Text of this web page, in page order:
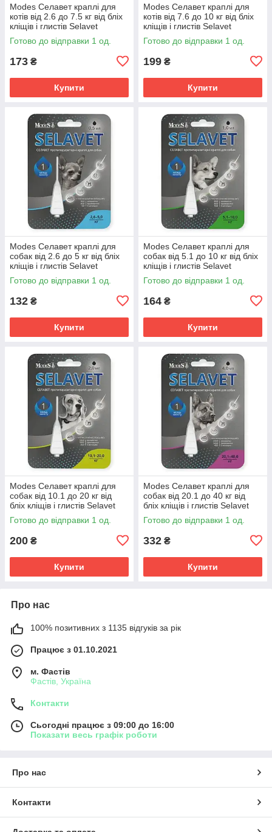
Modes Селавет краплі для
котів від 2.6 до 7.5 кг від бліх
кліщів і глистів Selavet
протипаразитарний засіб
Готово до відправки 1 од.
173 ₴
Купити
Modes Селавет краплі для
котів від 7.6 до 10 кг від бліх
кліщів і глистів Selavet
протипаразитарний засіб
Готово до відправки 1 од.
199 ₴
Купити
Modes Селавет краплі для
собак від 2.6 до 5 кг від бліх
кліщів і глистів Selavet
протипаразитарний засіб
Готово до відправки 1 од.
132 ₴
Купити
Modes Селавет краплі для
собак від 5.1 до 10 кг від бліх
кліщів і глистів Selavet
протипаразитарний засіб
Готово до відправки 1 од.
164 ₴
Купити
Modes Селавет краплі для
собак від 10.1 до 20 кг від
бліх кліщів і глистів Selavet
протипаразитарний засіб
Готово до відправки 1 од.
200 ₴
Купити
Modes Селавет краплі для
собак від 20.1 до 40 кг від
бліх кліщів і глистів Selavet
протипаразитарний засіб
Готово до відправки 1 од.
332 ₴
Купити
Про нас
100% позитивних з 1135 відгуків за рік
Працює з 01.10.2021
м. Фастів
Фастів, Україна
Контакти
Сьогодні працює з 09:00 до 16:00
Показати весь графік роботи
Про нас
Контакти